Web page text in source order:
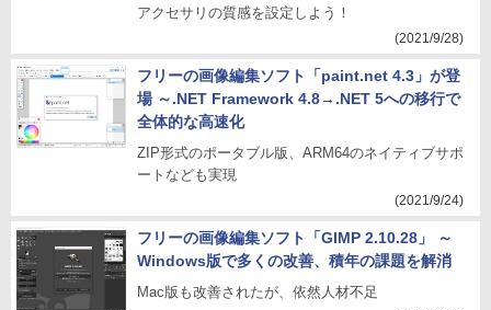
アクセサリの質感を設定しよう！
(2021/9/28)
フリーの画像編集ソフト「paint.net 4.3」が登
場 ～.NET Framework 4.8→.NET 5への移行で
全体的な高速化
ZIP形式のポータブル版、ARM64のネイティブサポ
ートなども実現
(2021/9/24)
フリーの画像編集ソフト「GIMP 2.10.28」 ～
Windows版で多くの改善、積年の課題を解消
Mac版も改善されたが、依然人材不足